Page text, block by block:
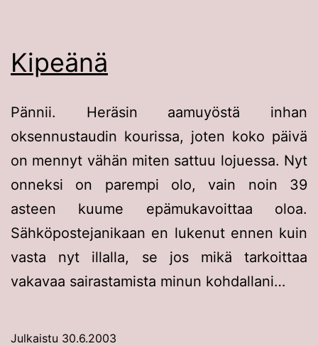
Kipeänä
Pännii. Heräsin aamuyöstä inhan
oksennustaudin kourissa, joten koko päivä
on mennyt vähän miten sattuu lojuessa. Nyt
onneksi on parempi olo, vain noin 39
asteen kuume epämukavoittaa oloa.
Sähköpostejanikaan en lukenut ennen kuin
vasta nyt illalla, se jos mikä tarkoittaa
vakavaa sairastamista minun kohdallani…
Julkaistu 30.6.2003